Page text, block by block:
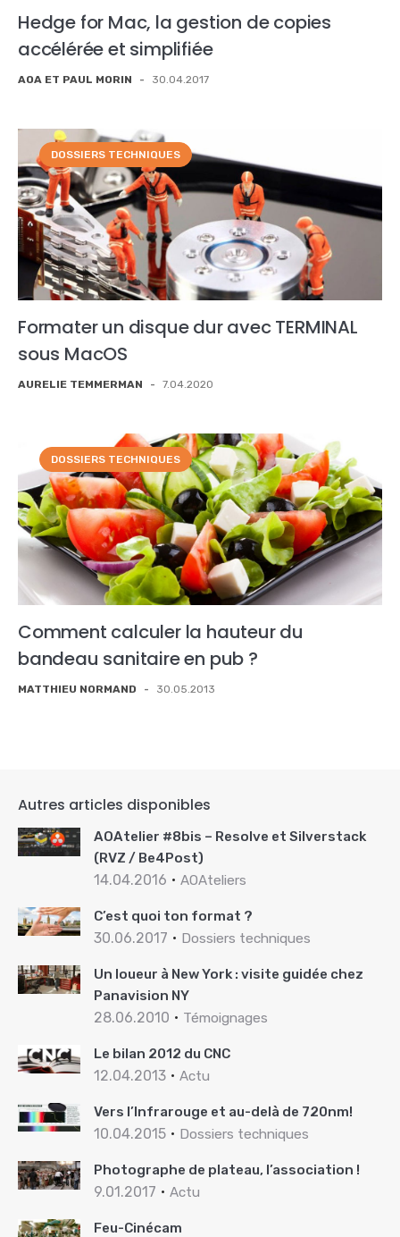
Hedge for Mac, la gestion de copies
accélérée et simplifiée
AOA ET PAUL MORIN - 30.04.2017
DOSSIERS TECHNIQUES
Formater un disque dur avec TERMINAL
sous MacOS
AURELIE TEMMERMAN - 7.04.2020
DOSSIERS TECHNIQUES
Comment calculer la hauteur du
bandeau sanitaire en pub ?
MATTHIEU NORMAND - 30.05.2013
Autres articles disponibles
AOAtelier #8bis – Resolve et Silverstack
(RVZ / Be4Post)
14.04.2016 AOAteliers
C’est quoi ton format ?
30.06.2017 Dossiers techniques
Un loueur à New York : visite guidée chez
Panavision NY
28.06.2010 Témoignages
Le bilan 2012 du CNC
12.04.2013 Actu
Vers l’Infrarouge et au-delà de 720nm!
10.04.2015 Dossiers techniques
Photographe de plateau, l’association !
9.01.2017 Actu
Feu-Cinécam